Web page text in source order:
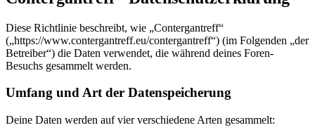
Diese Richtlinie beschreibt, wie „Contergantreff“
(„https://www.contergantreff.eu/contergantreff“) (im Folgenden „der
Betreiber“) die Daten verwendet, die während deines Foren-
Besuchs gesammelt werden.
Umfang und Art der Datenspeicherung
Deine Daten werden auf vier verschiedene Arten gesammelt: